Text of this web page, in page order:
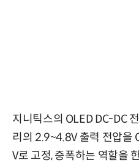
지니틱스의 OLED DC-DC
리의 2.9~4.8V 출력 전압을
V로 고정, 증폭하는 역할을